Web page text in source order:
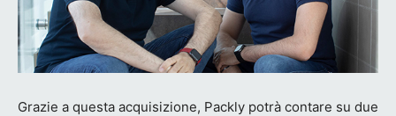
Grazie a questa acquisizione, Packly potrà contare su due